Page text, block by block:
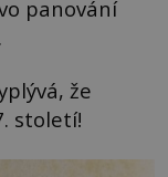
panování
že
století!